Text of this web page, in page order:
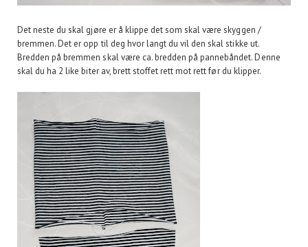
Det neste du skal gjøre er å klippe det som skal være skyggen /
bremmen. Det er opp til deg hvor langt du vil den skal stikke ut.
Bredden på bremmen skal være ca. bredden på pannebåndet. Denne
skal du ha 2 like biter av, brett stoffet rett mot rett før du klipper.